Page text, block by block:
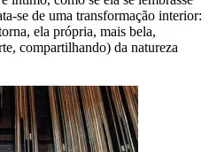
se de uma transformação interior:
ela própria, mais bela,
compartilhando) da natureza